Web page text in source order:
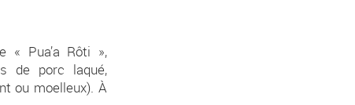
« Pua’a Rôti »,
de porc laqué,
ou moelleux). À